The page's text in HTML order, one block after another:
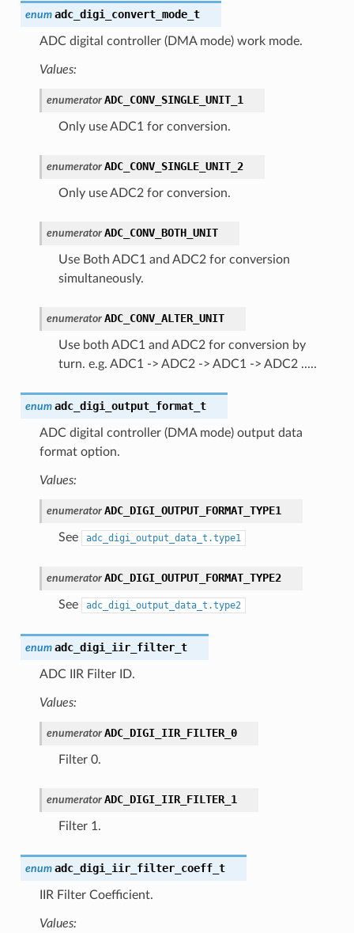
enum adc_digi_convert_mode_t
ADC digital controller (DMA mode) work mode.
Values:
enumerator ADC_CONV_SINGLE_UNIT_1
Only use ADC1 for conversion.
enumerator ADC_CONV_SINGLE_UNIT_2
Only use ADC2 for conversion.
enumerator ADC_CONV_BOTH_UNIT
Use Both ADC1 and ADC2 for conversion
simultaneously.
enumerator ADC_CONV_ALTER_UNIT
Use both ADC1 and ADC2 for conversion by
turn. e.g. ADC1 -> ADC2 -> ADC1 -> ADC2 .....
enum adc_digi_output_format_t
ADC digital controller (DMA mode) output data
format option.
Values:
enumerator ADC_DIGI_OUTPUT_FORMAT_TYPE1
See adc_digi_output_data_t.type1
enumerator ADC_DIGI_OUTPUT_FORMAT_TYPE2
See adc_digi_output_data_t.type2
enum adc_digi_iir_filter_t
ADC IIR Filter ID.
Values:
enumerator ADC_DIGI_IIR_FILTER_0
Filter 0.
enumerator ADC_DIGI_IIR_FILTER_1
Filter 1.
enum adc_digi_iir_filter_coeff_t
IIR Filter Coefficient.
Values: